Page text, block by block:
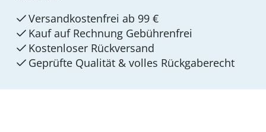
Versandkostenfrei ab 99 €
Kauf auf Rechnung Gebührenfrei
Kostenloser Rückversand
Geprüfte Qualität & volles Rückgaberecht